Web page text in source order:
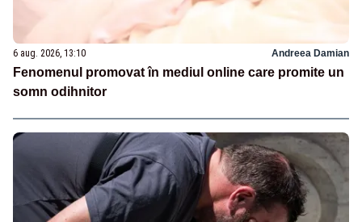
6 aug. 2026, 13:10 Andreea Damian
Fenomenul promovat în mediul online care promite un
somn odihnitor